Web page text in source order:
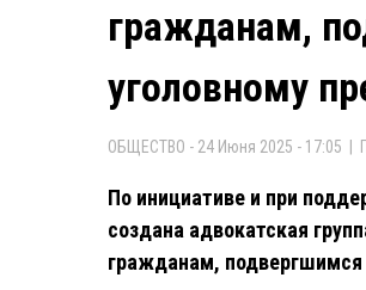
гражданам,
уголовному
ОБЩЕСТВО - 24 Июня 2025 - 17:05 |
По инициативе и при
создана адвокатская
гражданам, подвергшимся